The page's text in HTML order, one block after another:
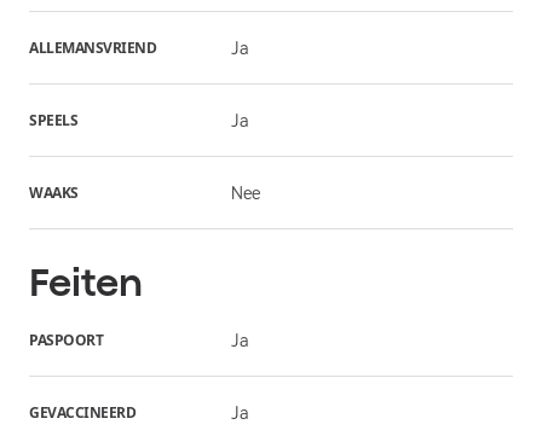
ALLEMANSVRIEND Ja
SPEELS Ja
WAAKS Nee
Feiten
PASPOORT Ja
GEVACCINEERD Ja